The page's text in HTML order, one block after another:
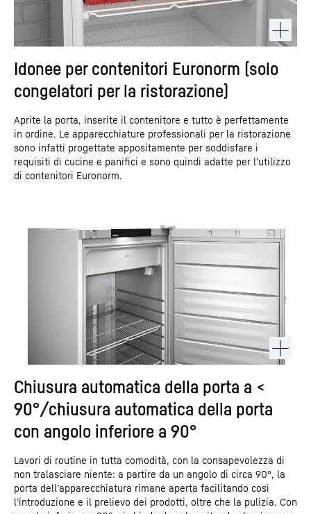
Idonee per contenitori Euronorm (solo
congelatori per la ristorazione)
Aprite la porta, inserite il contenitore e tutto è perfettamente
in ordine. Le apparecchiature professionali per la ristorazione
sono infatti progettate appositamente per soddisfare i
requisiti di cucine e panifici e sono quindi adatte per l’utilizzo
di contenitori Euronorm.
Chiusura automatica della porta a <
90°/chiusura automatica della porta
con angolo inferiore a 90°
Lavori di routine in tutta comodità, con la consapevolezza di
non tralasciare niente: a partire da un angolo di circa 90°, la
porta dell’apparecchiatura rimane aperta facilitando così
l’introduzione e il prelievo dei prodotti, oltre che la pulizia. Con